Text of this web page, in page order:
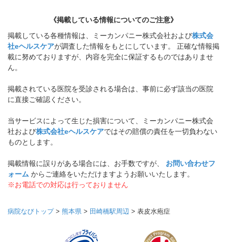
《掲載している情報についてのご注意》
掲載している各種情報は、ミーカンパニー株式会社および株式会
社eヘルスケアが調査した情報をもとにしています。 正確な情報掲
載に努めておりますが、内容を完全に保証するものではありませ
ん。
掲載されている医院を受診される場合は、事前に必ず該当の医院
に直接ご確認ください。
当サービスによって生じた損害について、ミーカンパニー株式会
社および株式会社eヘルスケアではその賠償の責任を一切負わない
ものとします。
掲載情報に誤りがある場合には、お手数ですが、 お問い合わせフ
ォーム からご連絡をいただけますようお願いいたします。
※お電話での対応は行っておりません
病院なびトップ> 熊本県 > 田崎橋駅周辺 > 表皮水疱症